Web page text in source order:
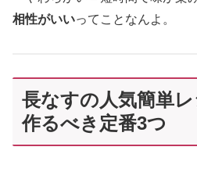
相性がいいってことなんよ。
長なすの人気簡単
作るべき定番3つ